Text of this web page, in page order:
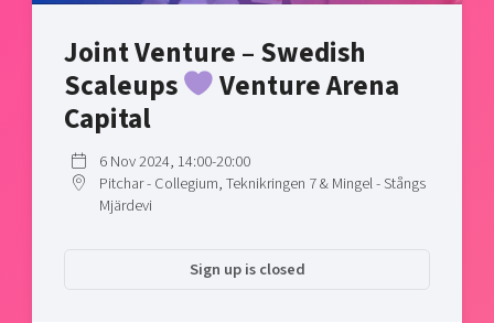
Bright East
East Sweden Tech Women
Reversed mentorship
Current offers and activities
Talent & skills
Startup & industry collaboration
Offers to boost your business
Funding opportunities
Projects
Publications
Project toolbox
Our clusters
Today's lunch in Mjärdevi
Joint Venture – Swedish
Scaleups
Venture Arena
Capital
6 Nov 2024, 14:00-20:00
Pitchar - Collegium, Teknikringen 7 & Mingel - Stångs
Mjärdevi
Sign up is closed